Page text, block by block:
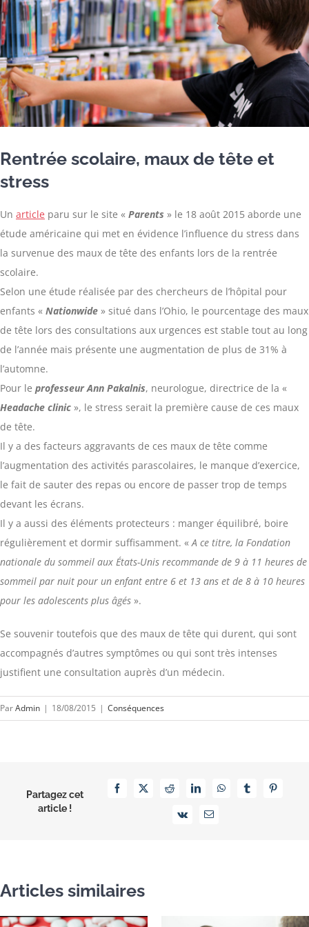
Rentrée scolaire, maux de tête et
stress
Un article paru sur le site « Parents » le 18 août 2015 aborde une
étude américaine qui met en évidence l’influence du stress dans
la survenue des maux de tête des enfants lors de la rentrée
scolaire.
Selon une étude réalisée par des chercheurs de l’hôpital pour
enfants « Nationwide » situé dans l’Ohio, le pourcentage des maux
de tête lors des consultations aux urgences est stable tout au long
de l’année mais présente une augmentation de plus de 31% à
l’automne.
Pour le professeur Ann Pakalnis, neurologue, directrice de la «
Headache clinic », le stress serait la première cause de ces maux
de tête.
Il y a des facteurs aggravants de ces maux de tête comme
l’augmentation des activités parascolaires, le manque d’exercice,
le fait de sauter des repas ou encore de passer trop de temps
devant les écrans.
Il y a aussi des éléments protecteurs : manger équilibré, boire
régulièrement et dormir suffisamment. «A ce titre, la Fondation
nationale du sommeil aux États-Unis recommande de 9 à 11 heures de
sommeil par nuit pour un enfant entre 6 et 13 ans et de 8 à 10 heures
pour les adolescents plus âgés ».
Se souvenir toutefois que des maux de tête qui durent, qui sont
accompagnés d’autres symptômes ou qui sont très intenses
justifient une consultation auprès d’un médecin.
ParAdmin | 18/08/2015 | Conséquences
Partagez cet
article !
Facebook
X RedditLinkedInWhatsAppTumblrPinterest
Vk Email
Articles similaires